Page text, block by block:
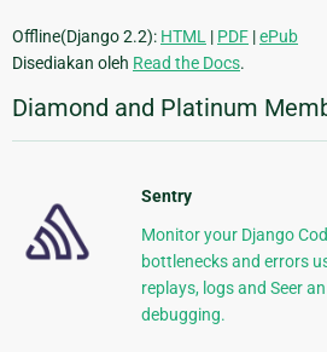
Offline(Django 2.2): HTML | PDF |ePub
Disediakan oleh Read the Docs.
Diamond and Platinum
Sentry
Monitor your Django
bottlenecks and errors
replays, logs and Seer
debugging.